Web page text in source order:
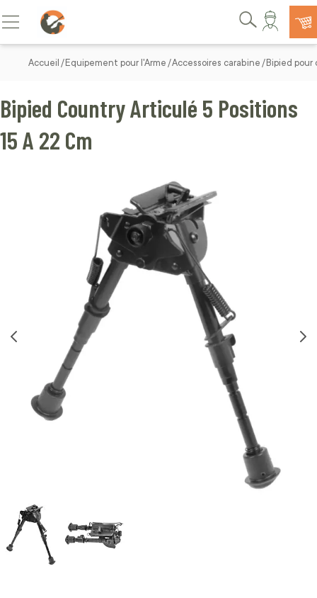
Allez au contenu
Basculer la navigation
Rechercher
Accueil Equipement pour l'Arme Accessoires carabine Bipied pour
Bipied Country Articulé 5 Positions
15 A 22 Cm